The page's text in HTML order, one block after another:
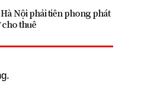
Nội phải tiên phong phát
thuê